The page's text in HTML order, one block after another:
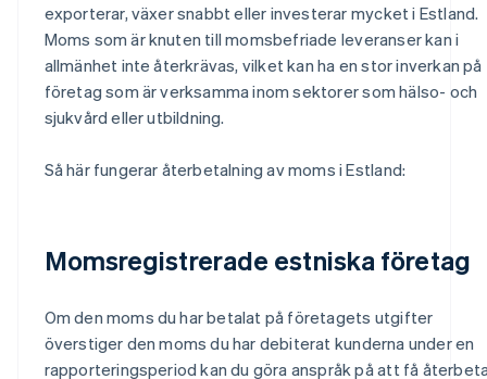
exporterar, växer snabbt eller investerar mycket i Estland.
Moms som är knuten till momsbefriade leveranser kan i
allmänhet inte återkrävas, vilket kan ha en stor inverkan på
företag som är verksamma inom sektorer som hälso- och
sjukvård eller utbildning.
Så här fungerar återbetalning av moms i Estland:
Momsregistrerade estniska företag
Om den moms du har betalat på företagets utgifter
överstiger den moms du har debiterat kunderna under en
rapporteringsperiod kan du göra anspråk på att få